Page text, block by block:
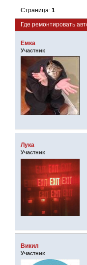
Где ремонтировать
Страница:1
Емка
Участник
Лука
Участник
Викил
Участник